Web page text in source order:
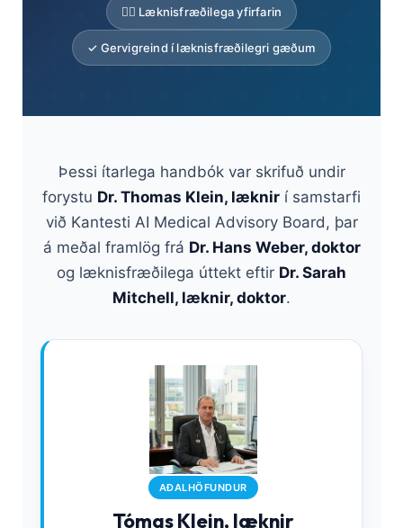
👨‍⚕️ Læknisfræðilega yfirfarin
✓ Gervigreind í læknisfræðilegri gæðum
Þessi ítarlega handbók var skrifuð undir
forystu Dr. Thomas Klein, læknir í samstarfi
við Kantesti AI Medical Advisory Board, þar
á meðal framlög frá Dr. Hans Weber, doktor
og læknisfræðilega úttekt eftir Dr. Sarah
Mitchell, læknir, doktor.
AÐALHÖFUNDUR
Tómas Klein, læknir